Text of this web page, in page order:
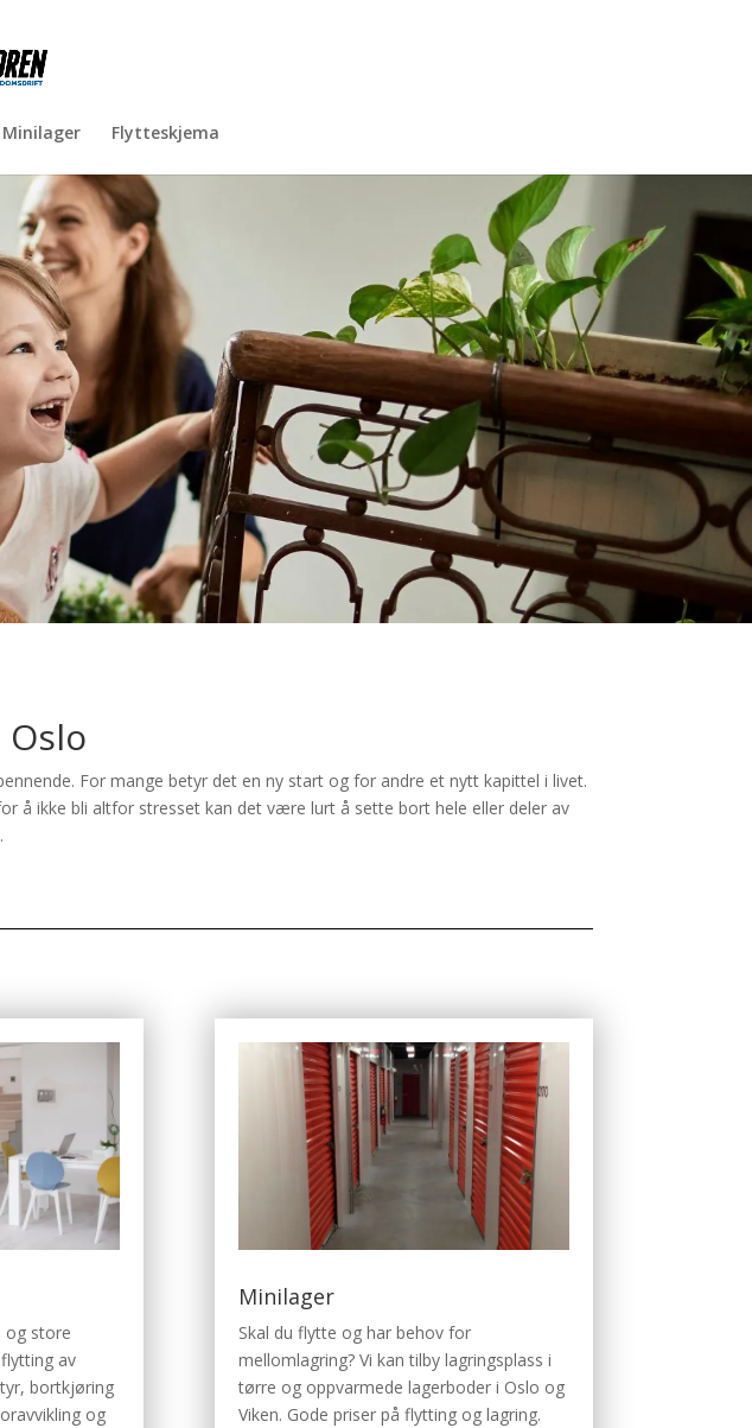
Minilager Flytteskjema
For mange betyr det en ny start og for andre et nytt kapittel i livet.
å ikke bli altfor stresset kan det være lurt å sette bort hele eller deler av
og store
av
bortkjøring
og
Minilager
Skal du flytte og har behov for
mellomlagring? Vi kan tilby lagringsplass i
tørre og oppvarmede lagerboder i Oslo og
Viken. Gode priser på flytting og lagring.